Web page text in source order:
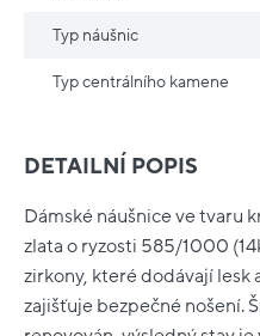
DETAILNÍ POPIS
Dámské náušnice ve tvaru
zlata o ryzosti 585/1000
zirkony, které dodávají lesk
zajišťuje bezpečné nošení.
Typ náušnic
Typ centrálního kamene